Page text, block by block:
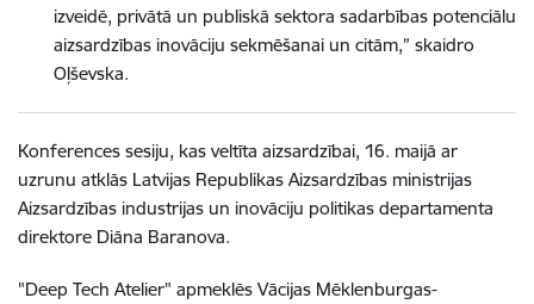
izveidē, privātā un publiskā sektora sadarbības potenciālu
aizsardzības inovāciju sekmēšanai un citām,” skaidro
Oļševska.
Konferences sesiju, kas veltīta aizsardzībai, 16. maijā ar
uzrunu atklās Latvijas Republikas Aizsardzības ministrijas
Aizsardzības industrijas un inovāciju politikas departamenta
direktore Diāna Baranova.
"Deep Tech Atelier" apmeklēs Vācijas Mēklenburgas-